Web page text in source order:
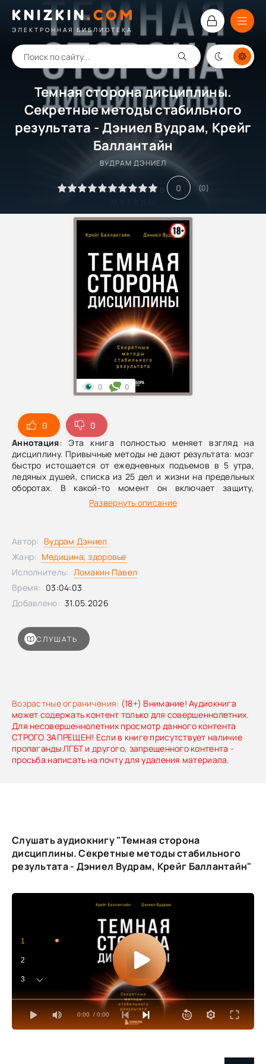
KNIZKIN.COM
ЭЛЕКТРОННАЯ БИБЛИОТЕКА
Темная сторона дисциплины.
Секретные методы стабильного
результата - Дэниел Вудрам, Крейг
Баллантайн
ВУДРАМ ДЭНИЕЛ
0 (0)
0
0
Аннотация: Эта книга полностью меняет взгляд на
дисциплину. Привычные методы не дают результата: мозг
быстро истощается от ежедневных подъемов в 5 утра,
ледяных душей, списка из 25 дел и жизни на предельных
оборотах. В какой-то момент он включает защиту,
начинает сопротивляться — и все старания обнуляются.
Нужен другой подход. Крейг Баллантайн — бизнес-тренер
дисциплинированным в мире, — показывает «обратную
сторону» дисциплины. Здесь нет давления и
самонаказания: вместо этого — четкая система,
расстановка приоритетов и Важная Причина, которые
помогают держать высокий темп без срывов и дойти до
результата. Освоив методику Темной стороны
хватает;• перестать расходовать энергию на лишнее и
сосредоточиться на главном;• выстроить «дисциплину
Развернуть описание
Возрастные ограничения: (18+) Внимание! Аудиокнига
может содержать контент только для совершеннолетних.
Для несовершеннолетних просмотр данного контента
СТРОГО ЗАПРЕЩЕН! Если в книге присутствует наличие
пропаганды ЛГБТ и другого, запрещенного контента -
просьба написать на почту для удаления материала.
0 0
СЛУШАТЬ
Автор: Вудрам Дэниел
Жанр: Медицина, здоровье
Исполнитель: Ломакин Павел
Время: 03:04:03
Добавлено: 31.05.2026
Слушать аудиокнигу "Темная сторона
дисциплины. Секретные методы стабильного
результата - Дэниел Вудрам, Крейг Баллантайн"
0:00 / 0:00
1
2
3
4